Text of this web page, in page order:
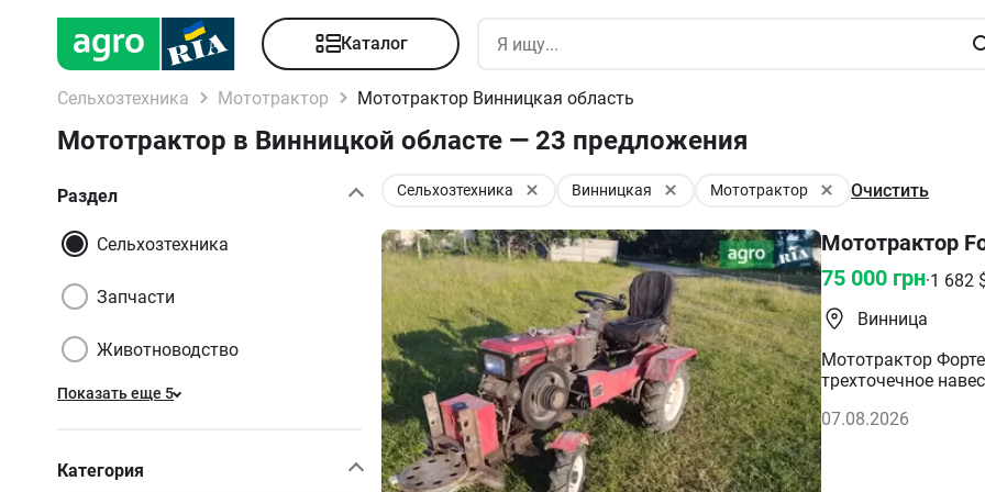
Каталог
Сельхозтехника Мототрактор Мототрактор Винницкая область
Мототрактор в Винницкой областе — 23 предложения
Раздел
Сельхозтехника
Запчасти
Животноводство
Показать еще 5
Категория
Сельхозтехника Винницкая Мототрактор Очистить
Мототрактор
75 000 грн·1 682
Винница
Мототрактор
трехточечное
покупался в
07.08.2026